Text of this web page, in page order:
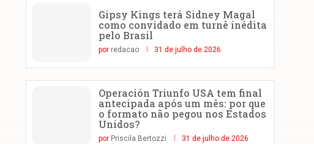
Gipsy Kings terá Sidney Magal
como convidado em turnê inédita
pelo Brasil
por redacao 31 de julho de 2026
Operación Triunfo USA tem final
antecipada após um mês: por que
o formato não pegou nos Estados
Unidos?
por Priscila Bertozzi 31 de julho de 2026